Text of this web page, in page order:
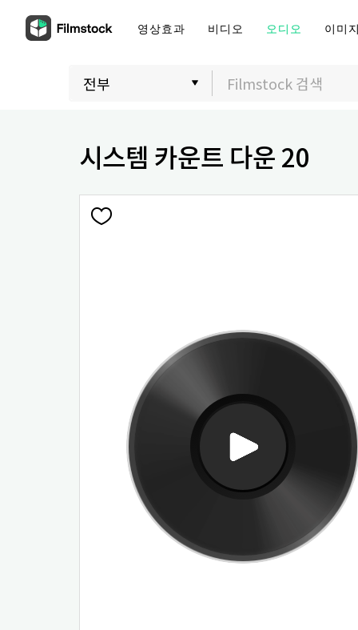
영상효과 비디오 오디오 이미
시스템 카운트 다운 20